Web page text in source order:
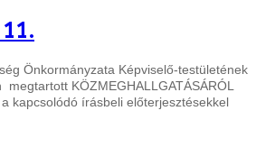
Önkormányzata Képviselő-testületének
KÖZMEGHALLGATÁSÁRÓL
kapcsolódó írásbeli előterjesztésekkel